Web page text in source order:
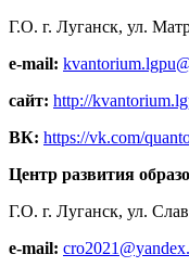
Г.О. г. Луганск, ул.
e-mail:
сайт: http://
ВК: https://vk.com/
Центр развития
Г.О. г. Луганск, ул.
e-mail: